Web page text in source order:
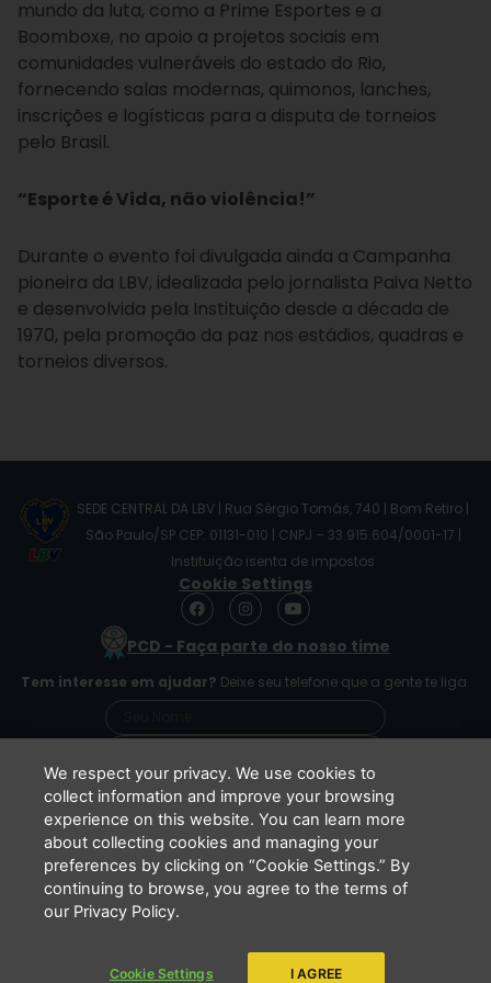
mundo da luta, como a Prime Esportes e a
Boomboxe, no apoio a projetos sociais em
comunidades vulneráveis do estado do Rio,
fornecendo salas modernas, quimonos, lanches,
inscrições e logísticas para a disputa de torneios
pelo Brasil.
“Esporte é Vida, não violência!”
Durante o evento foi divulgada ainda a Campanha
pioneira da LBV, idealizada pelo jornalista Paiva Netto
e desenvolvida pela Instituição desde a década de
1970, pela promoção da paz nos estádios, quadras e
torneios diversos.
SEDE CENTRAL DA LBV | Rua Sérgio Tomás, 740 | Bom Retiro |
São Paulo/SP CEP: 01131-010 | CNPJ – 33.915.604/0001-17 |
Instituição isenta de impostos
Cookie Settings
F
a
e
o
o
I
n
s
t
g
r
m
Y
o
t
b
e
PCD - Faça parte do nosso time
Tem interesse em ajudar? Deixe seu telefone que a gente te liga.
Li e concordo que minhas informações serão
tratadas de acordo com oAviso de Privacidade
da LBV
ENVIAR
Copyright 2026 - LBV - Legião da Boa Vontade. Todos os direitos
We respect your privacy. We use cookies to
collect information and improve your browsing
experience on this website. You can learn more
about collecting cookies and managing your
preferences by clicking on “Cookie Settings.” By
continuing to browse, you agree to the terms of
our Privacy Policy.
Cookie Settings I AGREE